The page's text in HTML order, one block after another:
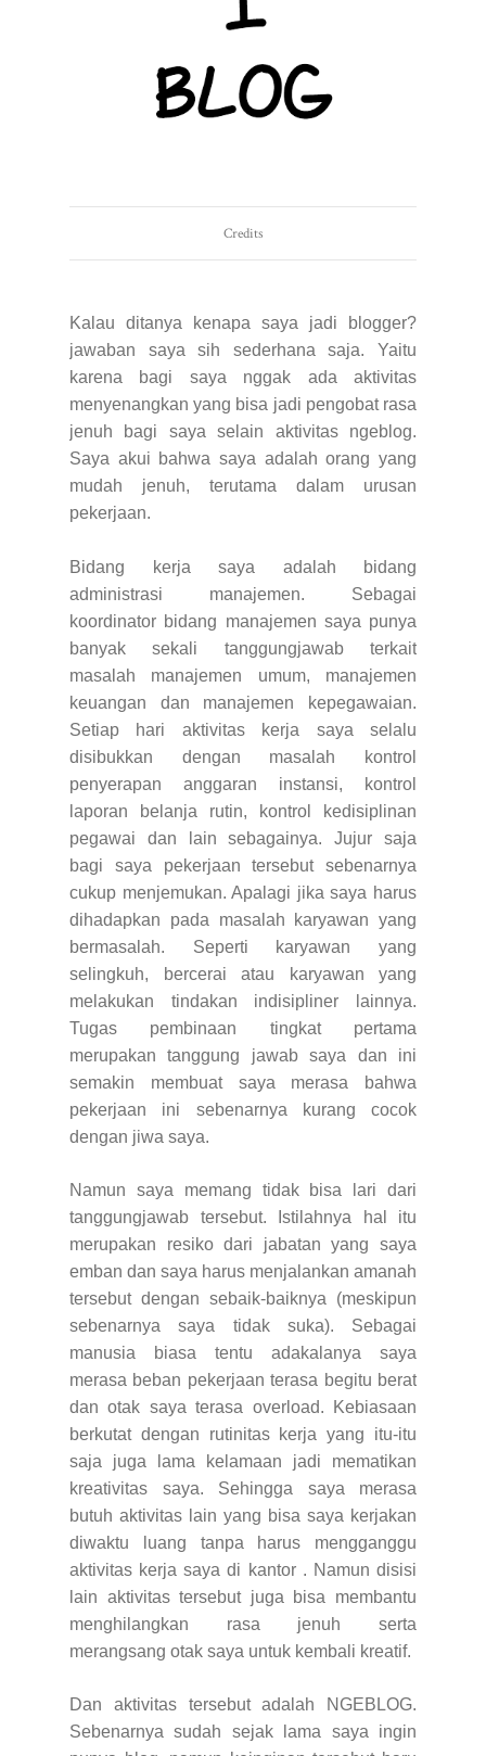
Credits
Kalau ditanya kenapa saya jadi blogger?
jawaban saya sih sederhana saja. Yaitu
karena bagi saya nggak ada aktivitas
menyenangkan yang bisa jadi pengobat rasa
jenuh bagi saya selain aktivitas ngeblog.
Saya akui bahwa saya adalah orang yang
mudah jenuh, terutama dalam urusan
pekerjaan.
Bidang kerja saya adalah bidang
administrasi manajemen. Sebagai
koordinator bidang manajemen saya punya
banyak sekali tanggungjawab terkait
masalah manajemen umum, manajemen
keuangan dan manajemen kepegawaian.
Setiap hari aktivitas kerja saya selalu
disibukkan dengan masalah kontrol
penyerapan anggaran instansi, kontrol
laporan belanja rutin, kontrol kedisiplinan
pegawai dan lain sebagainya. Jujur saja
bagi saya pekerjaan tersebut sebenarnya
cukup menjemukan. Apalagi jika saya harus
dihadapkan pada masalah karyawan yang
bermasalah. Seperti karyawan yang
selingkuh, bercerai atau karyawan yang
melakukan tindakan indisipliner lainnya.
Tugas pembinaan tingkat pertama
merupakan tanggung jawab saya dan ini
semakin membuat saya merasa bahwa
pekerjaan ini sebenarnya kurang cocok
dengan jiwa saya.
Namun saya memang tidak bisa lari dari
tanggungjawab tersebut. Istilahnya hal itu
merupakan resiko dari jabatan yang saya
emban dan saya harus menjalankan amanah
tersebut dengan sebaik-baiknya (meskipun
sebenarnya saya tidak suka). Sebagai
manusia biasa tentu adakalanya saya
merasa beban pekerjaan terasa begitu berat
dan otak saya terasa overload. Kebiasaan
berkutat dengan rutinitas kerja yang itu-itu
saja juga lama kelamaan jadi mematikan
kreativitas saya. Sehingga saya merasa
butuh aktivitas lain yang bisa saya kerjakan
diwaktu luang tanpa harus mengganggu
aktivitas kerja saya di kantor . Namun disisi
lain aktivitas tersebut juga bisa membantu
menghilangkan rasa jenuh serta
merangsang otak saya untuk kembali kreatif.
Dan aktivitas tersebut adalah NGEBLOG.
Sebenarnya sudah sejak lama saya ingin